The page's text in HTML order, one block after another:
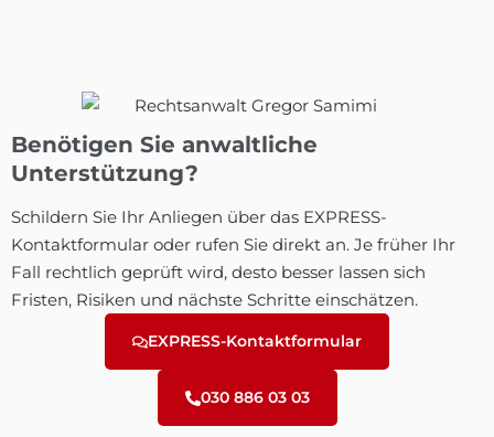
Benötigen Sie anwaltliche
Unterstützung?
Schildern Sie Ihr Anliegen über das EXPRESS-
Kontaktformular oder rufen Sie direkt an. Je früher Ihr
Fall rechtlich geprüft wird, desto besser lassen sich
Fristen, Risiken und nächste Schritte einschätzen.
EXPRESS-Kontaktformular
030 886 03 03